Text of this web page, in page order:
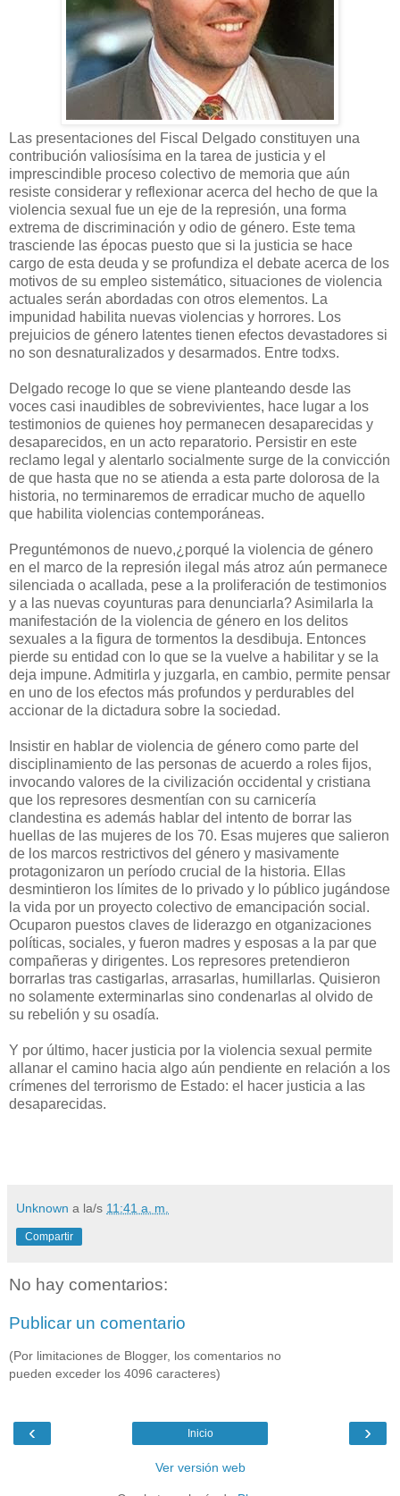
Las presentaciones del Fiscal Delgado constituyen una
contribución valiosísima en la tarea de justicia y el
imprescindible proceso colectivo de memoria que aún
resiste considerar y reflexionar acerca del hecho de que la
violencia sexual fue un eje de la represión, una forma
extrema de discriminación y odio de género. Este tema
trasciende las épocas puesto que si la justicia se hace
cargo de esta deuda y se profundiza el debate acerca de los
motivos de su empleo sistemático, situaciones de violencia
actuales serán abordadas con otros elementos. La
impunidad habilita nuevas violencias y horrores. Los
prejuicios de género latentes tienen efectos devastadores si
no son desnaturalizados y desarmados. Entre todxs.
Delgado recoge lo que se viene planteando desde las
voces casi inaudibles de sobrevivientes, hace lugar a los
testimonios de quienes hoy permanecen desaparecidas y
desaparecidos, en un acto reparatorio. Persistir en este
reclamo legal y alentarlo socialmente surge de la convicción
de que hasta que no se atienda a esta parte dolorosa de la
historia, no terminaremos de erradicar mucho de aquello
que habilita violencias contemporáneas.
Preguntémonos de nuevo,¿porqué la violencia de género
en el marco de la represión ilegal más atroz aún permanece
silenciada o acallada, pese a la proliferación de testimonios
y a las nuevas coyunturas para denunciarla? Asimilarla la
manifestación de la violencia de género en los delitos
sexuales a la figura de tormentos la desdibuja. Entonces
pierde su entidad con lo que se la vuelve a habilitar y se la
deja impune. Admitirla y juzgarla, en cambio, permite pensar
en uno de los efectos más profundos y perdurables del
accionar de la dictadura sobre la sociedad.
Insistir en hablar de violencia de género como parte del
disciplinamiento de las personas de acuerdo a roles fijos,
invocando valores de la civilización occidental y cristiana
que los represores desmentían con su carnicería
clandestina es además hablar del intento de borrar las
huellas de las mujeres de los 70. Esas mujeres que salieron
de los marcos restrictivos del género y masivamente
protagonizaron un período crucial de la historia. Ellas
desmintieron los límites de lo privado y lo público jugándose
la vida por un proyecto colectivo de emancipación social.
Ocuparon puestos claves de liderazgo en otganizaciones
políticas, sociales, y fueron madres y esposas a la par que
compañeras y dirigentes. Los represores pretendieron
borrarlas tras castigarlas, arrasarlas, humillarlas. Quisieron
no solamente exterminarlas sino condenarlas al olvido de
su rebelión y su osadía.
Y por último, hacer justicia por la violencia sexual permite
allanar el camino hacia algo aún pendiente en relación a los
crímenes del terrorismo de Estado: el hacer justicia a las
desaparecidas.
Unknown a la/s 11:41 a. m.
Compartir
No hay comentarios:
Publicar un comentario
(Por limitaciones de Blogger, los comentarios no
pueden exceder los 4096 caracteres)
‹ ›
Inicio
Ver versión web